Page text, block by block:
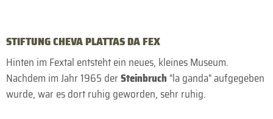
STIFTUNG CHEVA PLATTAS DA FEX
Hinten im Fextal entsteht ein neues, kleines Museum.
Nachdem im Jahr 1965 derSteinbruch "la ganda" aufgegeben
wurde, war es dort ruhig geworden, sehr ruhig.